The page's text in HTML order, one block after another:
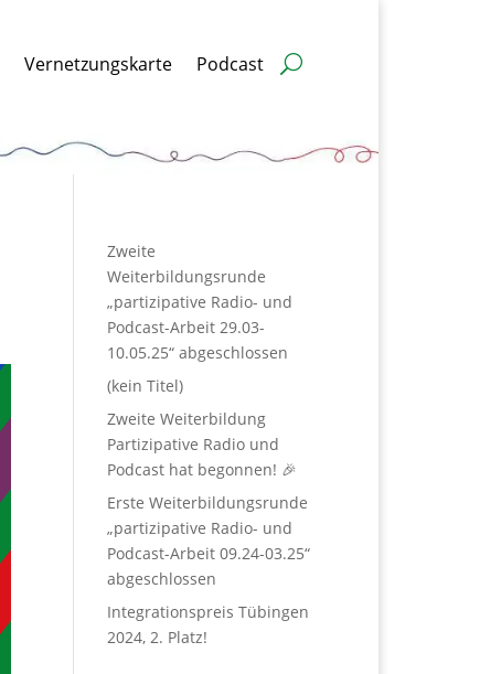
Vernetzungskarte Podcast
Zweite
Weiterbildungsrunde
„partizipative Radio- und
Podcast-Arbeit 29.03-
10.05.25“ abgeschlossen
(kein Titel)
Zweite Weiterbildung
Partizipative Radio und
Podcast hat begonnen! 🎉
Erste Weiterbildungsrunde
„partizipative Radio- und
Podcast-Arbeit 09.24-03.25“
abgeschlossen
Integrationspreis Tübingen
2024, 2. Platz!